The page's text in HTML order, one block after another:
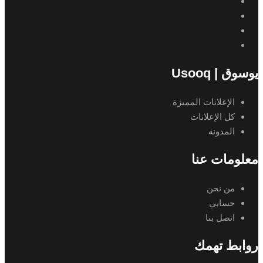
يوسوق | Usooq
الإعلانات المميزة
كل الإعلانات
المدونة
معلومات عنا
من نحن
حسابي
اتصل بنا
روابط تهمك